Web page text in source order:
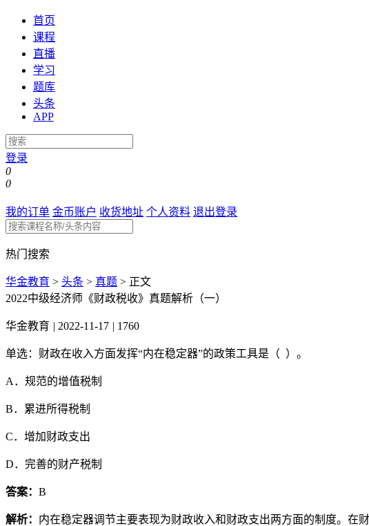
首页
课程
直播
学习
题库
头条
APP
登录
0
0
我的订单 金币账户 收货地址 个人资料 退出登录
热门搜索
华金教育 > 头条 > 真题 > 正文
2022中级经济师《财政税收》真题解析（一）
华金教育 | 2022-11-17 | 1760
单选：财政在收入方面发挥“内在稳定器”的政策工具是（ ）。
A．规范的增值税制
B．累进所得税制
C．增加财政支出
D．完善的财产税制
答案： B
解析： 内在稳定器调节主要表现为财政收入和财政支出两方面的制度。在